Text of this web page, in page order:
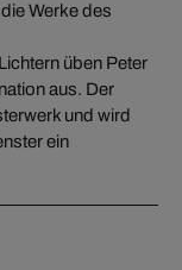
Werke des
üben Peter
aus. Der
und wird
ein